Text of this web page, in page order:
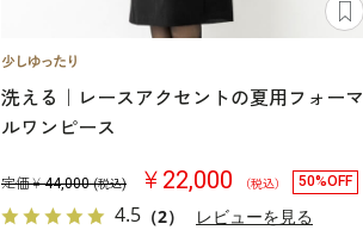
洗える｜レースアクセントの夏用フォーマ
ルワンピース
定価￥44,000 (税込) ￥22,000 （税込） 50%OFF
4.5 （2） レビューを見る